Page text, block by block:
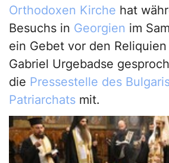
Orthodoxen Kirche hat
Besuchs in Georgien im
ein Gebet vor den
Gabriel Urgebadse
die Pressestelle des
Patriarchats mit.